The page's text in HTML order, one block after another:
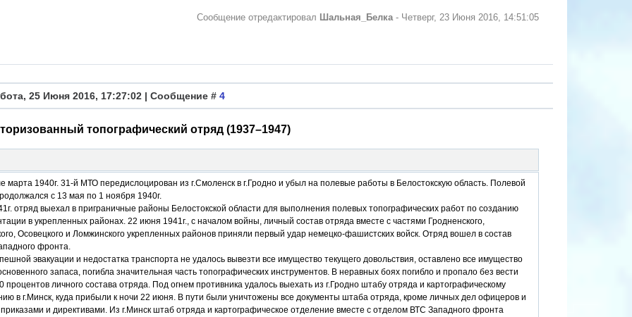
Сообщение отредактировал Шальная_Белка- Четверг, 23 Июня 2016, 14:51:05
25 Июня 2016, 17:27:02 | Сообщение # 4
топографический отряд (1937–1947)
марта 1940г. 31-й МТО передислоцирован из г.Смоленск в г.Гродно и убыл на полевые работы в Белостокскую область. Полевой
с 13 мая по 1 ноября 1940г.
отряд выехал в приграничные районы Белостокской области для выполнения полевых топографических работ по созданию
в укрепленных районах. 22 июня 1941г., с началом войны, личный состав отряда вместе с частями Гродненского,
Осовецкого и Ломжинского укрепленных районов приняли первый удар немецко-фашистских войск. Отряд вошел в состав
фронта.
эвакуации и недостатка транспорта не удалось вывезти все имущество текущего довольствия, оставлено все имущество
запаса, погибла значительная часть топографических инструментов. В неравных боях погибло и пропало без вести
процентов личного состава отряда. Под огнем противника удалось выехать из г.Гродно штабу отряда и картографическому
в г.Минск, куда прибыли к ночи 22 июня. В пути были уничтожены все документы штаба отряда, кроме личных дел офицеров и
приказами и директивами. Из г.Минск штаб отряда и картографическое отделение вместе с отделом ВТС Западного фронта